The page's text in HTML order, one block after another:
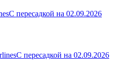
С пересадкой на 02.09.2026
С пересадкой на 02.09.2026